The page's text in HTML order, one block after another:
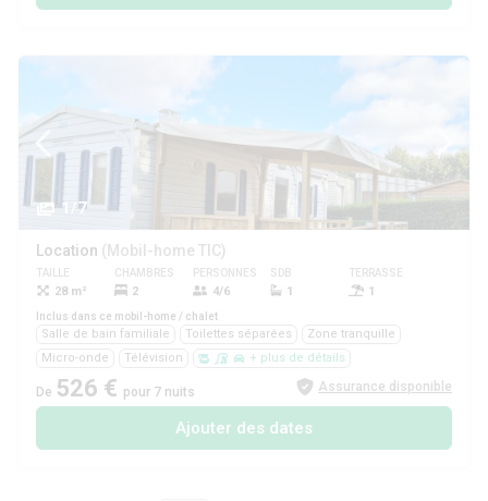
1/7
Location (Mobil-home TIC)
TAILLE
28 m²
CHAMBRES
2
PERSONNES
4/6
SDB
1
TERRASSE
1
Inclus dans ce mobil-home / chalet
Salle de bain familiale Toilettes séparées
Zone tranquille
Micro-onde
Télévision + plus de détails
De 526 € pour 7 nuits Assurance disponible
Ajouter des dates